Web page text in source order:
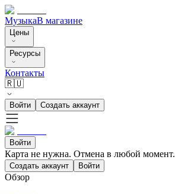
МузыкаВ магазине
Цены
Ресурсы
Контакты
🇷🇺
Войти Создать аккаунт
Войти
Карта не нужна. Отмена в любой момент.
Создать аккаунт Войти
Обзор